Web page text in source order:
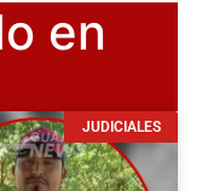
en
JUDICIALES